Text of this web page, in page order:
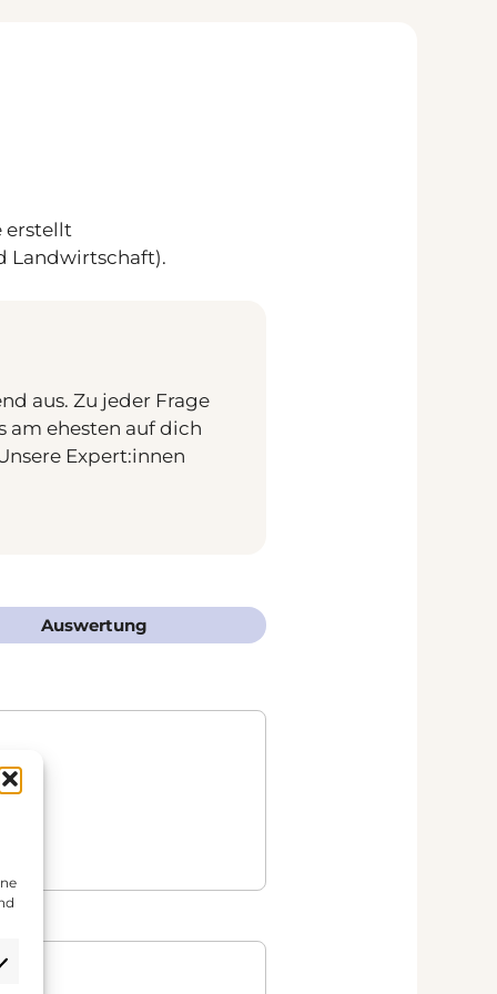
erstellt
Landwirtschaft).
aus. Zu jeder Frage
am ehesten auf dich
Expert:innen
Auswertung